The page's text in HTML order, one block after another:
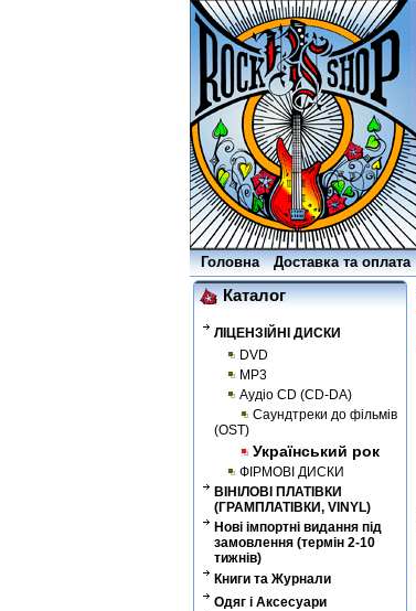
Головна Доставка та оплата
Каталог
ЛІЦЕНЗІЙНІ ДИСКИ
DVD
MP3
Аудіо CD (CD-DA)
Саундтреки до фільмів
(OST)
Український рок
ФІРМОВІ ДИСКИ
ВІНІЛОВІ ПЛАТІВКИ
(ГРАМПЛАТІВКИ, VINYL)
Нові імпортні видання під
замовлення (термін 2-10
тижнів)
Книги та Журнали
Одяг і Аксесуари